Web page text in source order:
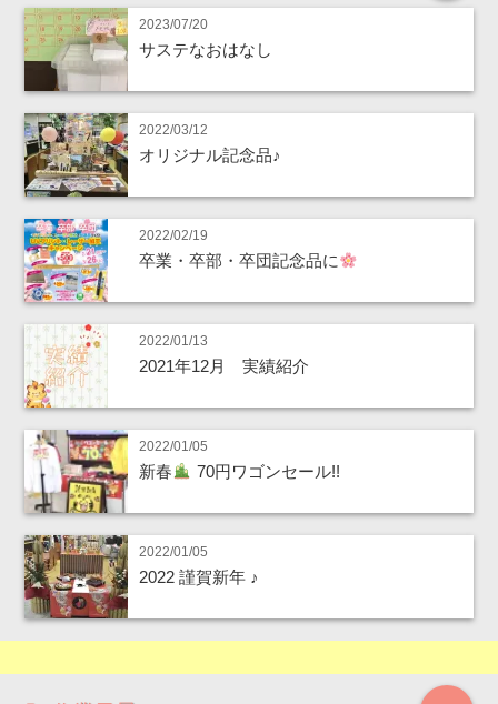
2023/07/20
サステなおはなし
2022/03/12
オリジナル記念品♪
2022/02/19
卒業・卒部・卒団記念品に
2022/01/13
2021年12月 実績紹介
2022/01/05
新春 70円ワゴンセール!!
2022/01/05
2022 謹賀新年 ♪